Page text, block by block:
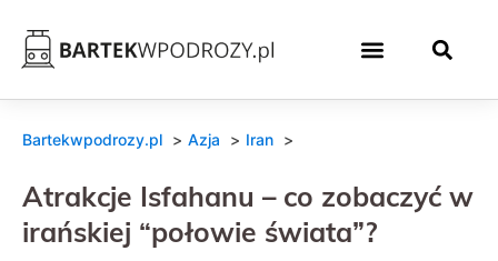
Bartekwpodrozy.pl Azja Iran
Atrakcje Isfahanu – co zobaczyć w
irańskiej “połowie świata”?